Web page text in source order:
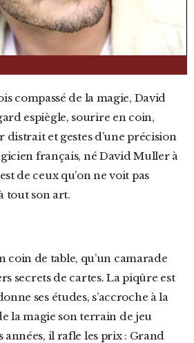
espiègle, sourire en coin,
distrait et gestes d’une précision
français, né David Muller à
de ceux qu’on ne voit pas
tout son art.
secrets de cartes. La piqûre est
ses études, s’accroche à la
la magie son terrain de jeu
années, il rafle les prix : Grand